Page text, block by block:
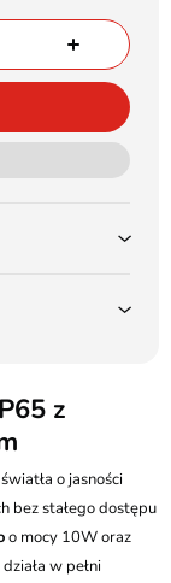
3m)
z
o jasności
bez stałego dostępu
o mocy 10W oraz
w pełni